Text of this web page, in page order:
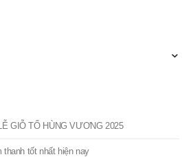
GIỖ TỔ HÙNG VƯƠNG 2025
tốt nhất hiện nay